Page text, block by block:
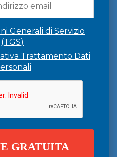
Generali di Servizio
(TGS)
Trattamento Dati